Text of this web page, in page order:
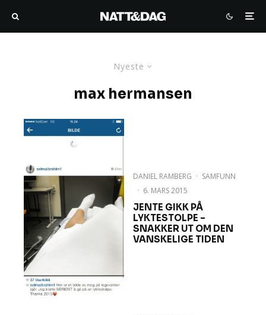
Nyeste
max hermansen
DANIEL RAMBERG · SAMFUNN
· 6. MARS 2015
JENTE GIKK PÅ
LYKTESTOLPE –
SNAKKER UT OM DEN
VANSKELIGE TIDEN